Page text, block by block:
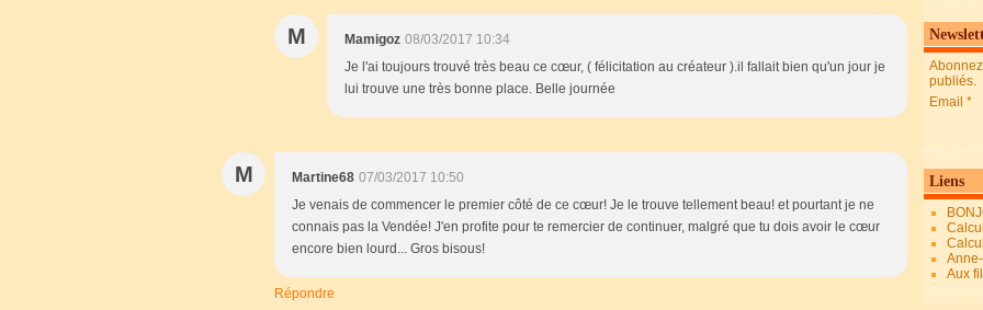
M Mamigoz 08/03/2017 10:34
Je l'ai toujours trouvé très beau ce cœur, ( félicitation au créateur ).il fallait bien qu'un jour je
lui trouve une très bonne place. Belle journée
M Martine68 07/03/2017 10:50
Je venais de commencer le premier côté de ce cœur! Je le trouve tellement beau! et pourtant je ne
connais pas la Vendée! J'en profite pour te remercier de continuer, malgré que tu dois avoir le cœur
encore bien lourd... Gros bisous!
Répondre
publiés.
Email
Liens
Aux